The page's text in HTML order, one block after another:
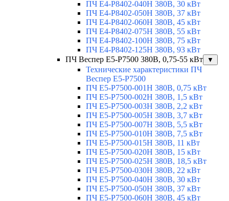
ПЧ Е4-P8402-040Н 380В, 30 кВт
ПЧ Е4-P8402-050Н 380В, 37 кВт
ПЧ Е4-P8402-060Н 380В, 45 кВт
ПЧ Е4-P8402-075Н 380В, 55 кВт
ПЧ Е4-P8402-100Н 380В, 75 кВт
ПЧ Е4-P8402-125Н 380В, 93 кВт
ПЧ Веспер E5-P7500 380В, 0,75-55 кВт
▼
Технические характеристики ПЧ
Веспер E5-P7500
ПЧ E5-Р7500-001H 380В, 0,75 кВт
ПЧ E5-Р7500-002H 380В, 1,5 кВт
ПЧ E5-Р7500-003H 380В, 2,2 кВт
ПЧ E5-Р7500-005H 380В, 3,7 кВт
ПЧ E5-Р7500-007H 380В, 5,5 кВт
ПЧ E5-Р7500-010H 380В, 7,5 кВт
ПЧ E5-Р7500-015H 380В, 11 кВт
ПЧ E5-Р7500-020H 380В, 15 кВт
ПЧ E5-Р7500-025H 380В, 18,5 кВт
ПЧ E5-Р7500-030H 380В, 22 кВт
ПЧ E5-Р7500-040H 380В, 30 кВт
ПЧ E5-Р7500-050H 380В, 37 кВт
ПЧ E5-Р7500-060H 380В, 45 кВт